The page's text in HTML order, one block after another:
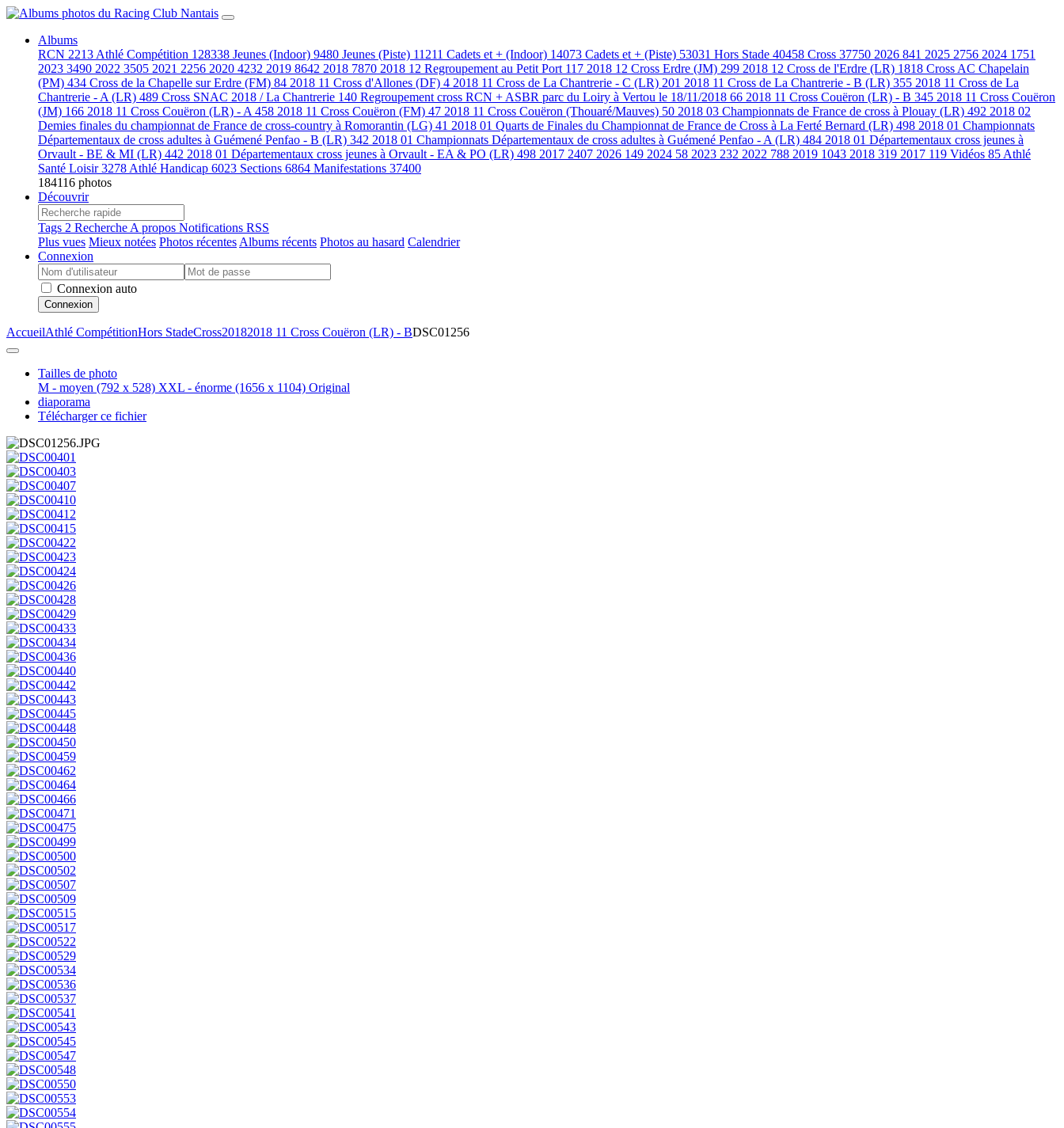
Albums
RCN 2213 Athlé Compétition 128338 Jeunes (Indoor) 9480 Jeunes (Piste) 11211 Cadets et + (Indoor) 14073 Cadets et + (Piste) 53031 Hors Stade 40458 Cross 37750 2026 841 2025 2756 2024 1751
2023 3490 2022 3505 2021 2256 2020 4232 2019 8642 2018 7870 2018 12 Regroupement au Petit Port 117 2018 12 Cross Erdre (JM) 299 2018 12 Cross de l'Erdre (LR) 1818 Cross AC Chapelain
(PM) 434 Cross de la Chapelle sur Erdre (FM) 84 2018 11 Cross d'Allones (DF) 4 2018 11 Cross de La Chantrerie - C (LR) 201 2018 11 Cross de La Chantrerie - B (LR) 355 2018 11 Cross de La
Chantrerie - A (LR) 489 Cross SNAC 2018 / La Chantrerie 140 Regroupement cross RCN + ASBR parc du Loiry à Vertou le 18/11/2018 66 2018 11 Cross Couëron (LR) - B 345 2018 11 Cross Couëron
(JM) 166 2018 11 Cross Couëron (LR) - A 458 2018 11 Cross Couëron (FM) 47 2018 11 Cross Couëron (Thouaré/Mauves) 50 2018 03 Championnats de France de cross à Plouay (LR) 492 2018 02
Demies finales du championnat de France de cross-country à Romorantin (LG) 41 2018 01 Quarts de Finales du Championnat de France de Cross à La Ferté Bernard (LR) 498 2018 01 Championnats
Départementaux de cross adultes à Guémené Penfao - B (LR) 342 2018 01 Championnats Départementaux de cross adultes à Guémené Penfao - A (LR) 484 2018 01 Départementaux cross jeunes à
Orvault - BE & MI (LR) 442 2018 01 Départementaux cross jeunes à Orvault - EA & PO (LR) 498 2017 2407 2026 149 2024 58 2023 232 2022 788 2019 1043 2018 319 2017 119 Vidéos 85 Athlé
Santé Loisir3278 Athlé Handicap 6023 Sections 6864 Manifestations 37400
184116 photos
Découvrir
Tags 2 Recherche A propos Notifications RSS
Plus vues Mieux notées Photos récentes Albums récents Photos au hasard Calendrier
Connexion
Connexion auto
Connexion
AccueilAthlé CompétitionHors StadeCross20182018 11 Cross Couëron (LR) - BDSC01256
Tailles de photo
M - moyen (792 x 528) XXL - énorme (1656 x 1104) Original
diaporama
Télécharger ce fichier